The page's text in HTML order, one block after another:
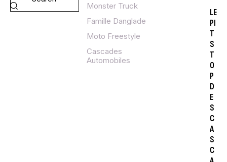
Monster Truck
Famille Danglade
Moto Freestyle
Cascades
Automobiles
LE
PI
T
S
T
O
P
D
E
S
C
A
S
C